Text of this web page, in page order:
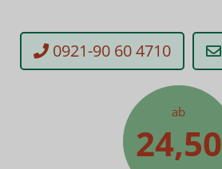
0921-90 60 4710
ab
24,50